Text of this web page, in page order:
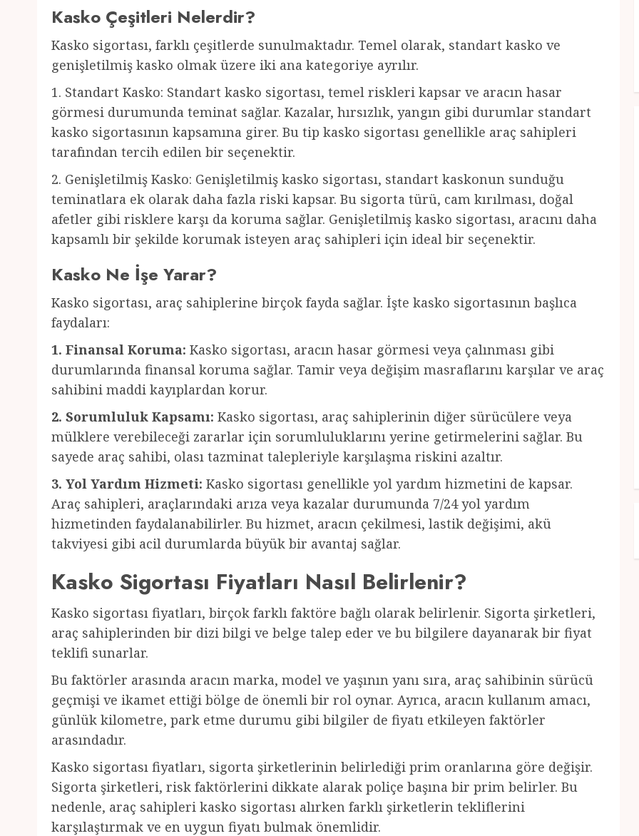
Kasko Çeşitleri Nelerdir?
Kasko sigortası, farklı çeşitlerde sunulmaktadır. Temel olarak, standart kasko ve
genişletilmiş kasko olmak üzere iki ana kategoriye ayrılır.
1. Standart Kasko: Standart kasko sigortası, temel riskleri kapsar ve aracın hasar
görmesi durumunda teminat sağlar. Kazalar, hırsızlık, yangın gibi durumlar standart
kasko sigortasının kapsamına girer. Bu tip kasko sigortası genellikle araç sahipleri
tarafından tercih edilen bir seçenektir.
2. Genişletilmiş Kasko: Genişletilmiş kasko sigortası, standart kaskonun sunduğu
teminatlara ek olarak daha fazla riski kapsar. Bu sigorta türü, cam kırılması, doğal
afetler gibi risklere karşı da koruma sağlar. Genişletilmiş kasko sigortası, aracını daha
kapsamlı bir şekilde korumak isteyen araç sahipleri için ideal bir seçenektir.
Kasko Ne İşe Yarar?
Kasko sigortası, araç sahiplerine birçok fayda sağlar. İşte kasko sigortasının başlıca
faydaları:
1. Finansal Koruma: Kasko sigortası, aracın hasar görmesi veya çalınması gibi
durumlarında finansal koruma sağlar. Tamir veya değişim masraflarını karşılar ve araç
sahibini maddi kayıplardan korur.
2. Sorumluluk Kapsamı: Kasko sigortası, araç sahiplerinin diğer sürücülere veya
mülklere verebileceği zararlar için sorumluluklarını yerine getirmelerini sağlar. Bu
sayede araç sahibi, olası tazminat talepleriyle karşılaşma riskini azaltır.
3. Yol Yardım Hizmeti: Kasko sigortası genellikle yol yardım hizmetini de kapsar.
Araç sahipleri, araçlarındaki arıza veya kazalar durumunda 7/24 yol yardım
hizmetinden faydalanabilirler. Bu hizmet, aracın çekilmesi, lastik değişimi, akü
takviyesi gibi acil durumlarda büyük bir avantaj sağlar.
Kasko Sigortası Fiyatları Nasıl Belirlenir?
Kasko sigortası fiyatları, birçok farklı faktöre bağlı olarak belirlenir. Sigorta şirketleri,
araç sahiplerinden bir dizi bilgi ve belge talep eder ve bu bilgilere dayanarak bir fiyat
teklifi sunarlar.
Bu faktörler arasında aracın marka, model ve yaşının yanı sıra, araç sahibinin sürücü
geçmişi ve ikamet ettiği bölge de önemli bir rol oynar. Ayrıca, aracın kullanım amacı,
günlük kilometre, park etme durumu gibi bilgiler de fiyatı etkileyen faktörler
arasındadır.
Kasko sigortası fiyatları, sigorta şirketlerinin belirlediği prim oranlarına göre değişir.
Sigorta şirketleri, risk faktörlerini dikkate alarak poliçe başına bir prim belirler. Bu
nedenle, araç sahipleri kasko sigortası alırken farklı şirketlerin tekliflerini
karşılaştırmak ve en uygun fiyatı bulmak önemlidir.